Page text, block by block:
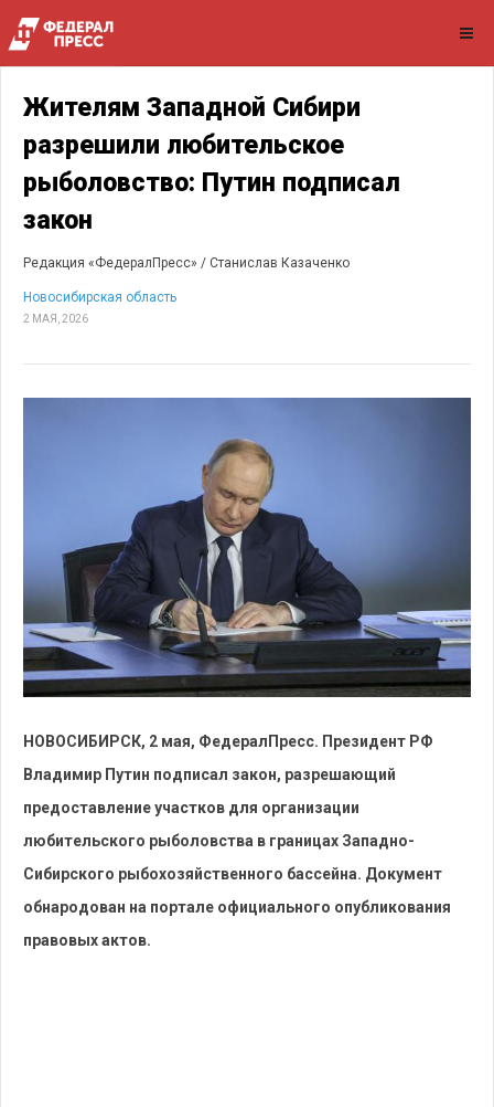
Жителям Западной Сибири
разрешили любительское
рыболовство: Путин подписал
закон
Редакция «ФедералПресс» / Станислав Казаченко
Новосибирская область
2 МАЯ, 2026
НОВОСИБИРСК, 2 мая, ФедералПресс. Президент РФ
Владимир Путин подписал закон, разрешающий
предоставление участков для организации
любительского рыболовства в границах Западно-
Сибирского рыбохозяйственного бассейна. Документ
обнародован на портале официального опубликования
правовых актов.